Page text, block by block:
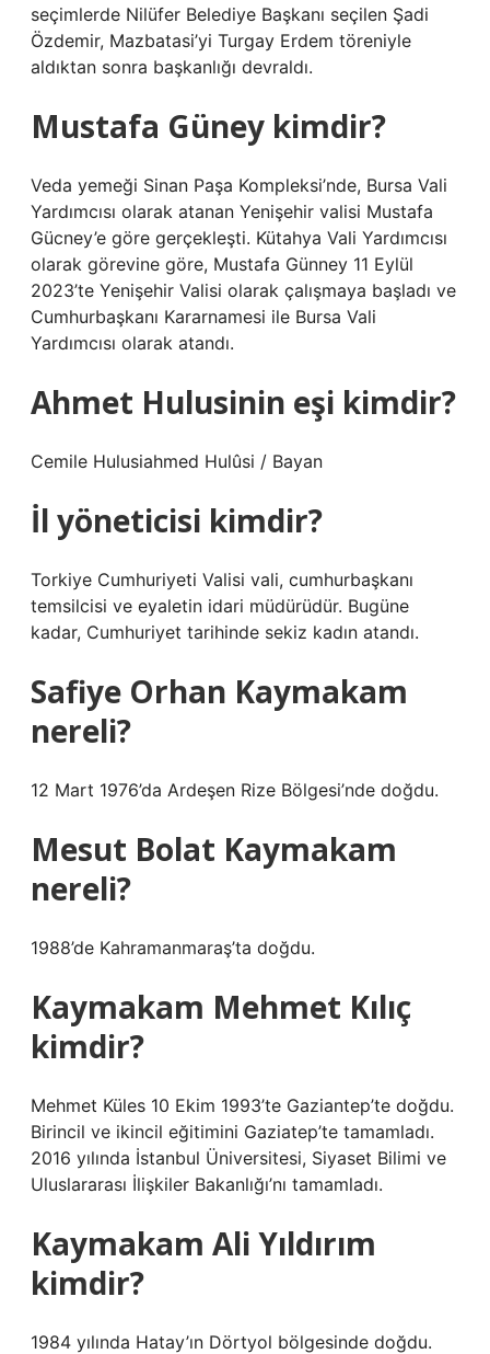
seçimlerde Nilüfer Belediye Başkanı seçilen Şadi
Özdemir, Mazbatasi’yi Turgay Erdem töreniyle
aldıktan sonra başkanlığı devraldı.
Mustafa Güney kimdir?
Veda yemeği Sinan Paşa Kompleksi’nde, Bursa Vali
Yardımcısı olarak atanan Yenişehir valisi Mustafa
Gücney’e göre gerçekleşti. Kütahya Vali Yardımcısı
olarak görevine göre, Mustafa Günney 11 Eylül
2023’te Yenişehir Valisi olarak çalışmaya başladı ve
Cumhurbaşkanı Kararnamesi ile Bursa Vali
Yardımcısı olarak atandı.
Ahmet Hulusinin eşi kimdir?
Cemile Hulusiahmed Hulûsi / Bayan
İl yöneticisi kimdir?
Torkiye Cumhuriyeti Valisi vali, cumhurbaşkanı
temsilcisi ve eyaletin idari müdürüdür. Bugüne
kadar, Cumhuriyet tarihinde sekiz kadın atandı.
Safiye Orhan Kaymakam
nereli?
12 Mart 1976’da Ardeşen Rize Bölgesi’nde doğdu.
Mesut Bolat Kaymakam
nereli?
1988’de Kahramanmaraş’ta doğdu.
Kaymakam Mehmet Kılıç
kimdir?
Mehmet Küles 10 Ekim 1993’te Gaziantep’te doğdu.
Birincil ve ikincil eğitimini Gaziatep’te tamamladı.
2016 yılında İstanbul Üniversitesi, Siyaset Bilimi ve
Uluslararası İlişkiler Bakanlığı’nı tamamladı.
Kaymakam Ali Yıldırım
kimdir?
1984 yılında Hatay’ın Dörtyol bölgesinde doğdu.